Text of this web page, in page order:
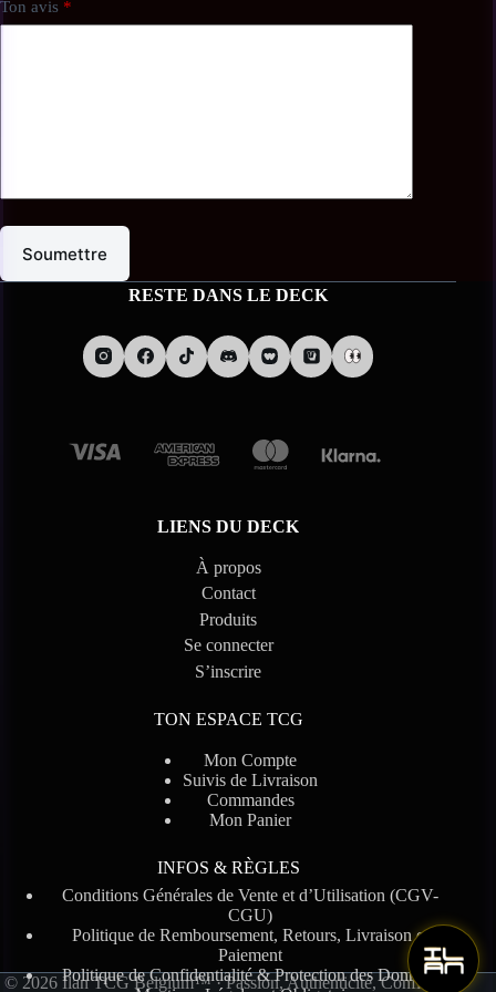
Ton avis *
Soumettre
RESTE DANS LE DECK
LIENS DU DECK
À propos
Contact
Produits
Se connecter
S’inscrire
TON ESPACE TCG
Mon Compte
Suivis de Livraison
Commandes
Mon Panier
INFOS & RÈGLES
Conditions Générales de Vente et d’Utilisation (CGV-
CGU)
Politique de Remboursement, Retours, Livraison et
Paiement
Politique de Confidentialité & Protection des Données
© 2026 Ilan TCG Belgium™ · Passion, Authenticité, Confiance